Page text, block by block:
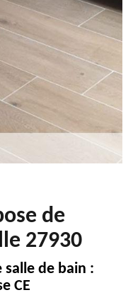
de
27930
salle de bain :
CE